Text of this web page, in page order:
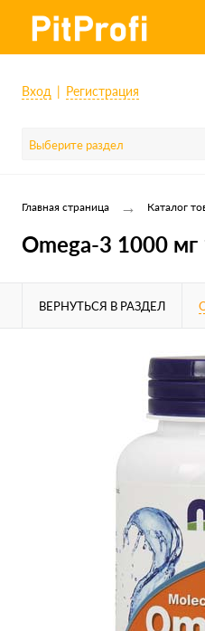
Вход Регистрация
Выберите раздел
Главная страница → Каталог
Omega-3 1000
ВЕРНУТЬСЯ В РАЗДЕЛ